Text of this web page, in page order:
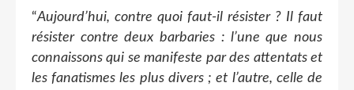
“Aujourd’hui, contre quoi faut-il résister ? Il faut
résister contre deux barbaries : l’une que nous
connaissons qui se manifeste par des attentats et
les fanatismes les plus divers ; et l’autre, celle de